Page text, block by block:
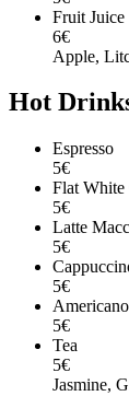
Fruit Juice
6€
Apple,
Hot
Espresso
5€
Flat White
5€
Latte
5€
5€
Americano
5€
Tea
5€
Jasmine,